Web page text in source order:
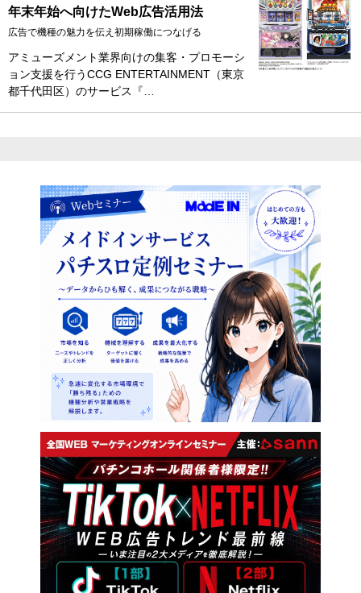
年末年始へ向けたWeb広告活用法
広告で機種の魅力を伝え初期稼働につなげる
アミューズメント業界向けの集客・プロモーシ
ョン支援を行うCCG ENTERTAINMENT（東京
都千代田区）のサービス『…